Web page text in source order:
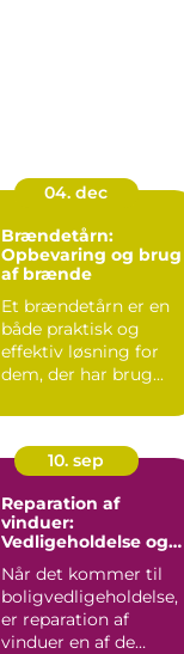
04. dec
Brændetårn:
Opbevaring og brug
af brænde
Et brændetårn er en
både praktisk og
effektiv løsning for
dem, der har brug...
10. sep
Reparation af
vinduer:
Vedligeholdelse og
levetid
Når det kommer til
boligvedligeholdelse,
er reparation af
vinduer en af de